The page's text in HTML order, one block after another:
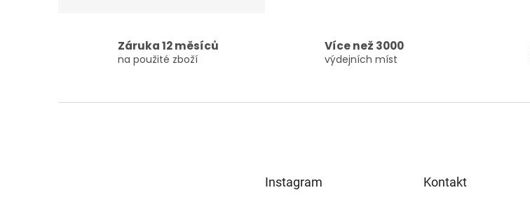
Záruka 12 měsíců
na použité zboží
Více než 3000
výdejních míst
Instagram Kontakt